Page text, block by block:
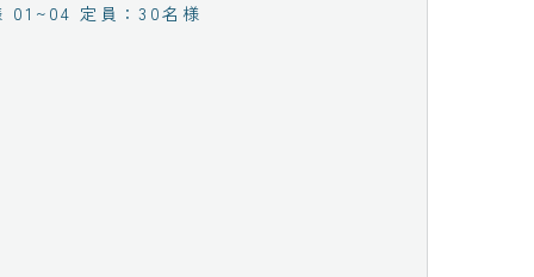
01~04 定員：30名様